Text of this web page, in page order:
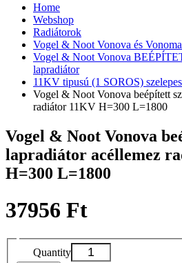
Home
Webshop
Radiátorok
Vogel & Noot Vonova és
Vogel & Noot Vonova
lapradiátor
11KV tipusú (1 SOROS)
Vogel & Noot Vonova beépített
radiátor 11KV H=300 L=1800
Vogel & Noot Vonova
lapradiátor acéllemez
H=300 L=1800
37956 Ft
Quantity